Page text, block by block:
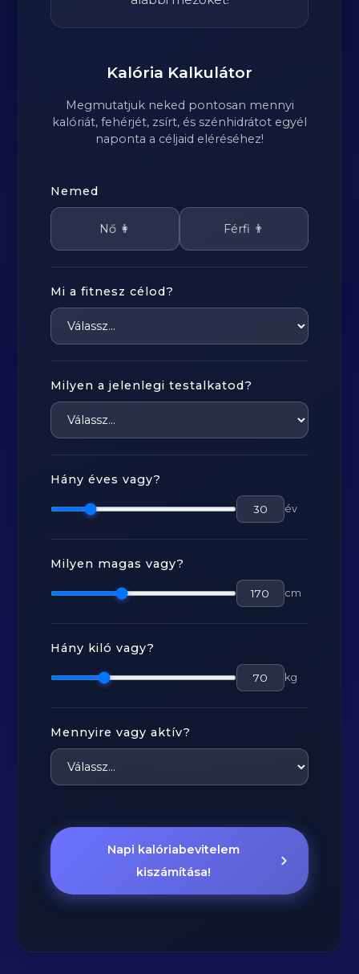
Kalória Kalkulátor
Megmutatjuk neked pontosan mennyi
kalóriát, fehérjét, zsírt, és szénhidrátot egyél
naponta a céljaid eléréséhez!
Nemed
Nő 👩 Férfi 👨
Mi a fitnesz célod?
Milyen a jelenlegi testalkatod?
Hány éves vagy?
év
Milyen magas vagy?
cm
Hány kiló vagy?
kg
Mennyire vagy aktív?
Napi kalóriabevitelem
kiszámítása!